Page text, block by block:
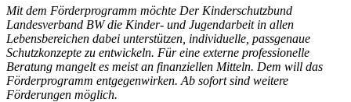
Mit dem Förderprogramm möchte Der Kinderschutzbund
Landesverband BW die Kinder- und Jugendarbeit in allen
Lebensbereichen dabei unterstützen, individuelle, passgenaue
Schutzkonzepte zu entwickeln. Für eine externe professionelle
Beratung mangelt es meist an finanziellen Mitteln. Dem will das
Förderprogramm entgegenwirken. Ab sofort sind weitere
Förderungen möglich.